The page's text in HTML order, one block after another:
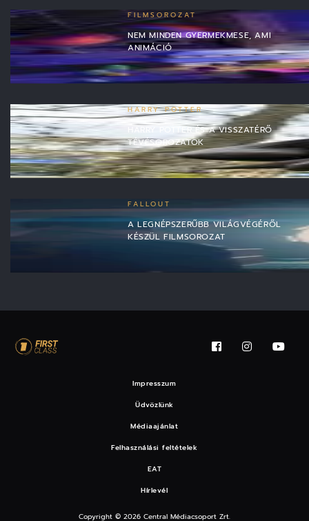
FILMSOROZAT
NEM MINDEN GYERMEKMESE, AMI
ANIMÁCIÓ
HARRY POTTER
HARRY POTTER ÉS A VISSZATÉRŐ
TÉVÉSOROZATOK
FALLOUT
A LEGNÉPSZERŰBB VILÁGVÉGÉRŐL
KÉSZÜL FILMSOROZAT
Impresszum
Üdvözlünk
Médiaajánlat
Felhasználási feltételek
EAT
Hírlevél
Copyright © 2026 Central Médiacsoport Zrt.